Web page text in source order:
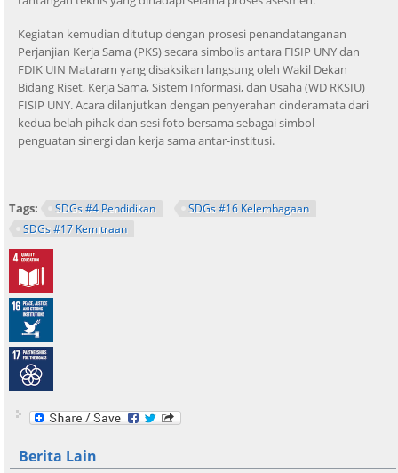
Kegiatan kemudian ditutup dengan prosesi penandatanganan
Perjanjian Kerja Sama (PKS) secara simbolis antara FISIP UNY dan
FDIK UIN Mataram yang disaksikan langsung oleh Wakil Dekan
Bidang Riset, Kerja Sama, Sistem Informasi, dan Usaha (WD RKSIU)
FISIP UNY. Acara dilanjutkan dengan penyerahan cinderamata dari
kedua belah pihak dan sesi foto bersama sebagai simbol
penguatan sinergi dan kerja sama antar-institusi.
Tags: SDGs #4 Pendidikan
SDGs #16 Kelembagaan
SDGs #17 Kemitraan
Berita Lain